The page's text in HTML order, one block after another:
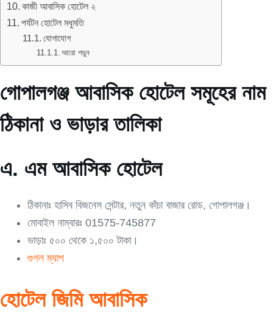
কাজী আবাসিক হোটেল ২
পর্যটন হোটেল মধুমতি
যোগাযোগ
আরো পড়ুন
গোপালগঞ্জ আবাসিক হোটেল সমূহের নাম
ঠিকানা ও ভাড়ার তালিকা
এ. এম আবাসিক হোটেল
ঠিকানাঃ হাসিব বিজনেস সেন্টার, নতুন কাঁচা বাজার রোড, গোপালগঞ্জ।
মোবাইল নাম্বারঃ 01575-745877
ভাড়াঃ ৫০০ থেকে ১,৫০০ টাকা।
গুগল ম্যাপ
হোটেল জিমি আবাসিক